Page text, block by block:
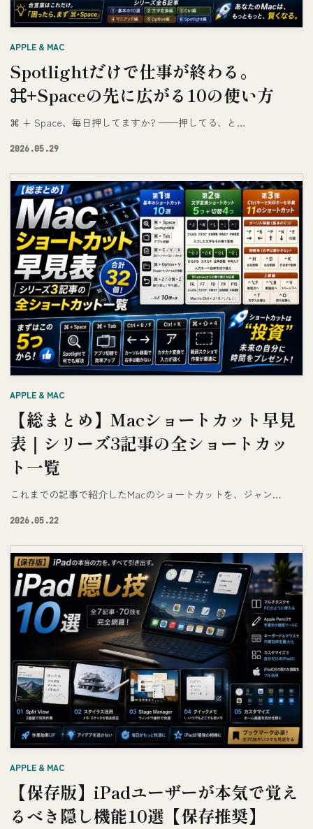
APPLE & MAC
Spotlightだけで仕事が終わる。
⌘+Spaceの先に広がる10の使い方
⌘ + Space、毎日押してますか? ──押してる、と…
2026.05.29
APPLE & MAC
【総まとめ】Macショートカット早見
表｜シリーズ3記事の全ショートカッ
ト一覧
これまでの記事で紹介したMacのショートカットを、ジャン…
2026.05.22
APPLE & MAC
【保存版】iPadユーザーが本気で覚え
るべき隠し機能10選【保存推奨】